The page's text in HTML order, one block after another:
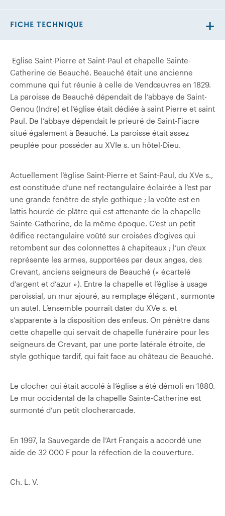
Eglise Saint-Pierre et Saint-Paul et chapelle Sainte-
Catherine de Beauché. Beauché était une ancienne
commune qui fut réunie à celle de Vendœuvres en 1829.
La paroisse de Beauché dépendait de l’abbaye de Saint-
Genou (Indre) et l’église était dédiée à saint Pierre et saint
Paul. De l’abbaye dépendait le prieuré de Saint-Fiacre
situé également à Beauché. La paroisse était assez
peuplée pour posséder au XVIe s. un hôtel-Dieu.
Actuellement l’église Saint-Pierre et Saint-Paul, du XVe s.,
est constituée d’une nef rectangulaire éclairée à l’est par
une grande fenêtre de style gothique ; la voûte est en
lattis hourdé de plâtre qui est attenante de la chapelle
Sainte-Catherine, de la même époque. C’est un petit
édifice rectangulaire voûté sur croisées d’ogives qui
retombent sur des colonnettes à chapiteaux ; l’un d’eux
représente les armes, supportées par deux anges, des
Crevant, anciens seigneurs de Beauché (« écartelé
d’argent et d’azur »). Entre la chapelle et l’église à usage
paroissial, un mur ajouré, au remplage élégant , surmonte
un autel. L’ensemble pourrait dater du XVe s. et
s’apparente à la disposition des enfeus. On pénètre dans
cette chapelle qui servait de chapelle funéraire pour les
seigneurs de Crevant, par une porte latérale étroite, de
style gothique tardif, qui fait face au château de Beauché.
Le clocher qui était accolé à l’église a été démoli en 1880.
Le mur occidental de la chapelle Sainte-Catherine est
surmonté d’un petit clocher­arcade.
En 1997, la Sauvegarde de l’Art Français a accordé une
aide de 32 000 F pour la réfection de la couverture.
Ch. L. V.
FICHE TECHNIQUE